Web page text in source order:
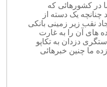
در کشورهائی که
چنانچه یک دسته از
نقب زیر زمینی بانکی
های آن را به غارت
دزدان به تکاپو
ما چنین خبرهائی